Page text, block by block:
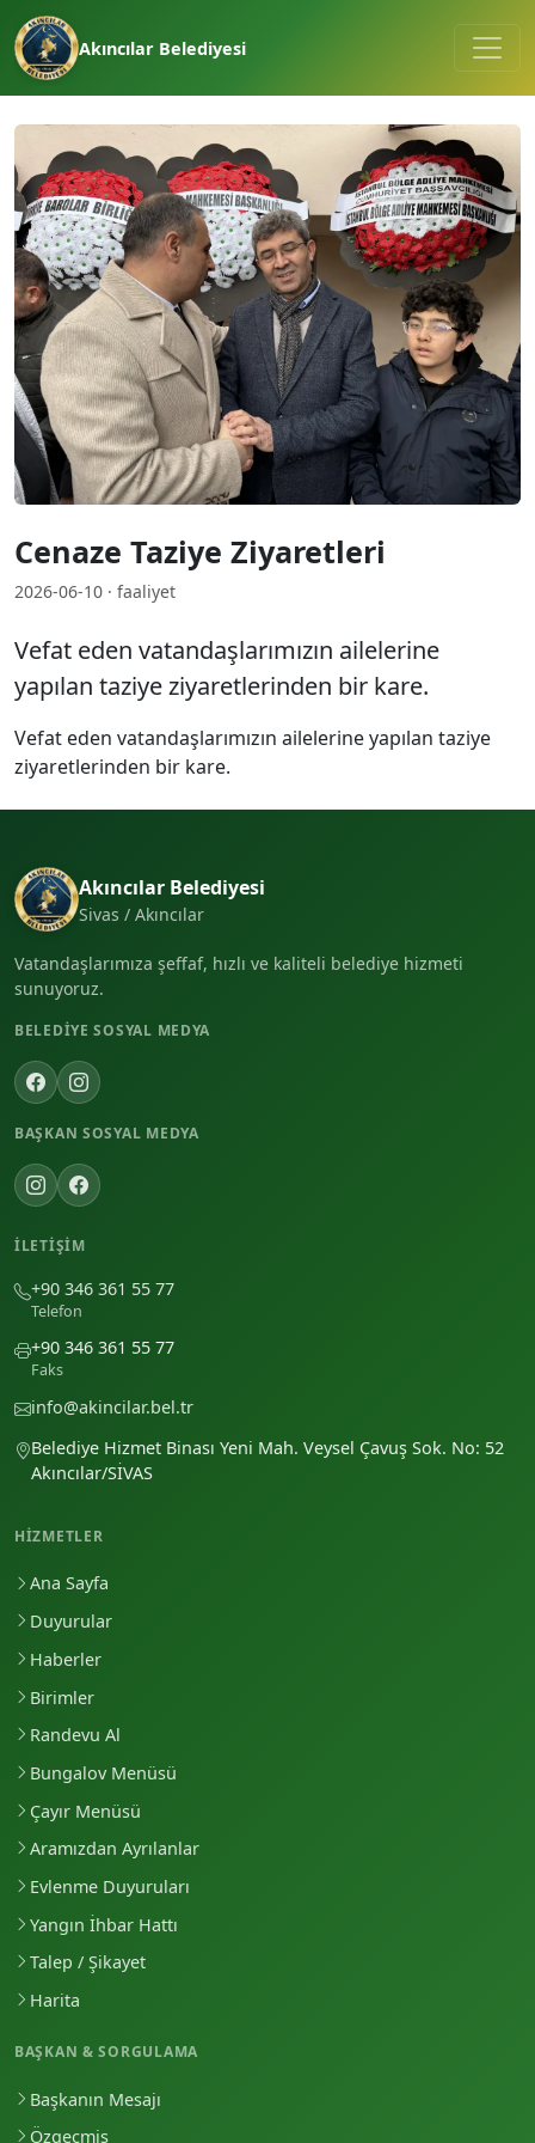
Akıncılar Belediyesi
Cenaze Taziye Ziyaretleri
2026-06-10 · faaliyet
Vefat eden vatandaşlarımızın ailelerine
yapılan taziye ziyaretlerinden bir kare.
Vefat eden vatandaşlarımızın ailelerine yapılan taziye
ziyaretlerinden bir kare.
Akıncılar Belediyesi
Sivas / Akıncılar
Vatandaşlarımıza şeffaf, hızlı ve kaliteli belediye hizmeti
sunuyoruz.
BELEDIYE SOSYAL MEDYA
BAŞKAN SOSYAL MEDYA
İLETIŞIM
+90 346 361 55 77
Telefon
+90 346 361 55 77
Faks
info@akincilar.bel.tr
Belediye Hizmet Binası Yeni Mah. Veysel Çavuş Sok. No: 52
Akıncılar/SİVAS
HIZMETLER
Ana Sayfa
Duyurular
Haberler
Birimler
Randevu Al
Bungalov Menüsü
Çayır Menüsü
Aramızdan Ayrılanlar
Evlenme Duyuruları
Yangın İhbar Hattı
Talep / Şikayet
Harita
BAŞKAN & SORGULAMA
Başkanın Mesajı
Özgeçmiş